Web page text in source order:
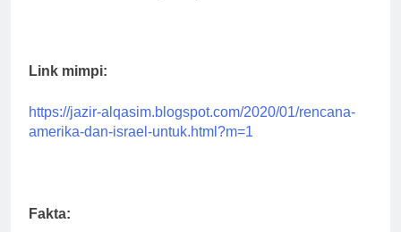
Link mimpi:
https://jazir-alqasim.blogspot.com/2020/01/rencana-
amerika-dan-israel-untuk.html?m=1
Fakta: